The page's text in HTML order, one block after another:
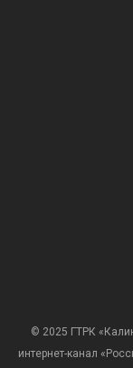
© 2025 ГТРК
интернет-канал